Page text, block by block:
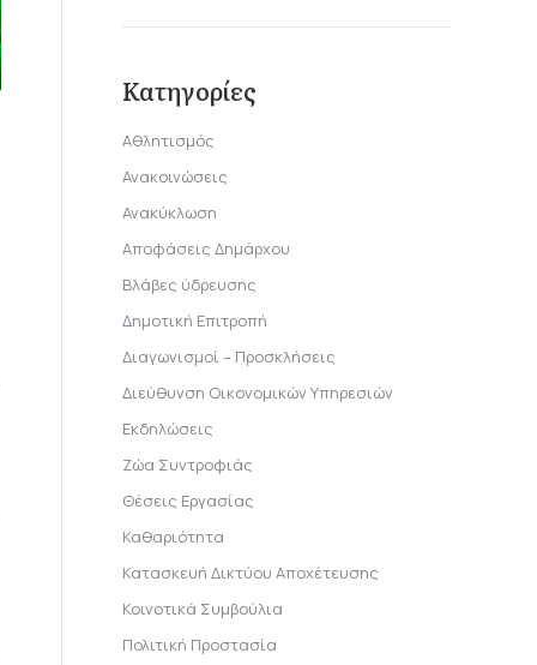
Κατηγορίες
Αθλητισμός
Ανακοινώσεις
Ανακύκλωση
Αποφάσεις Δημάρχου
Βλάβες ύδρευσης
Δημοτική Επιτροπή
Διαγωνισμοί – Προσκλήσεις
Διεύθυνση Οικονομικών Υπηρεσιών
Εκδηλώσεις
Ζώα Συντροφιάς
Θέσεις Εργασίας
Καθαριότητα
Κατασκευή Δικτύου Αποχέτευσης
Κοινοτικά Συμβούλια
Πολιτική Προστασία